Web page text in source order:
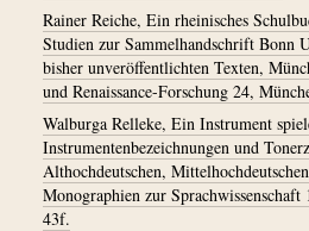
Rainer Reiche, Ein rheinisches
Studien zur Sammelhandschrift Bonn
bisher unveröffentlichten Texten,
und Renaissance-Forschung 24,
Walburga Relleke, Ein Instrument
Instrumentenbezeichnungen und
Althochdeutschen,
Monographien zur
43f.